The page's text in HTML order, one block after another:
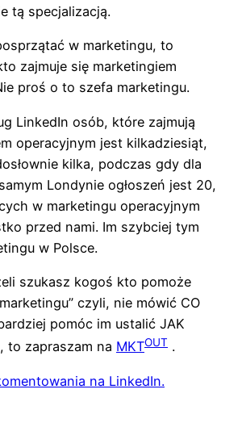
tą specjalizacją.
w marketingu, to
zajmuje się marketingiem
proś o to szefa marketingu.
LinkedIn osób, które zajmują
operacyjnym jest kilkadziesiąt,
kilka, podczas gdy dla
Londynie ogłoszeń jest 20,
w marketingu operacyjnym
przed nami. Im szybciej tym
w Polsce.
szukasz kogoś kto pomoże
czyli, nie mówić CO
pomóc im ustalić JAK
to zapraszam na MKTOUT .
na LinkedIn.